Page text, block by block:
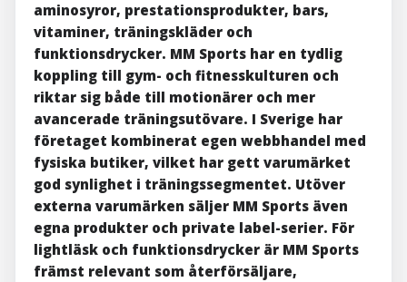
aminosyror, prestationsprodukter, bars,
vitaminer, träningskläder och
funktionsdrycker. MM Sports har en tydlig
koppling till gym- och fitnesskulturen och
riktar sig både till motionärer och mer
avancerade träningsutövare. I Sverige har
företaget kombinerat egen webbhandel med
fysiska butiker, vilket har gett varumärket
god synlighet i träningssegmentet. Utöver
externa varumärken säljer MM Sports även
egna produkter och private label-serier. För
lightläsk och funktionsdrycker är MM Sports
främst relevant som återförsäljare,